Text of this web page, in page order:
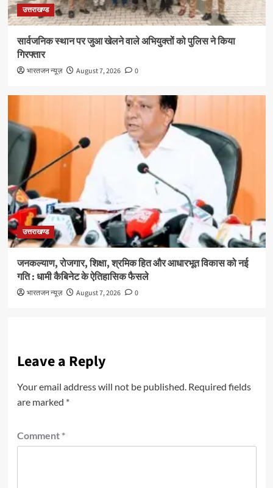
उत्तराखण्ड
सार्वजनिक स्थान पर जुआ खेलने वाले अभियुक्तों को पुलिस ने किया
गिरफ्तार
भारतजन न्यूज़ August 7, 2026 0
उत्तराखण्ड
जनकल्याण, रोजगार, शिक्षा, श्रमिक हित और आधारभूत विकास को नई
गति : धामी कैबिनेट के ऐतिहासिक फैसले
भारतजन न्यूज़ August 7, 2026 0
Leave a Reply
Your email address will not be published. Required fields
are marked *
Comment *